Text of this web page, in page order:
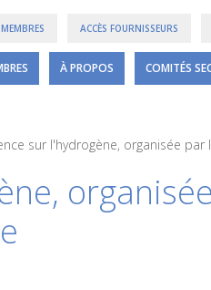
ACCÈS FOURNISSEURS
À PROPOS COMITÉS
sur l'hydrogène, organisée